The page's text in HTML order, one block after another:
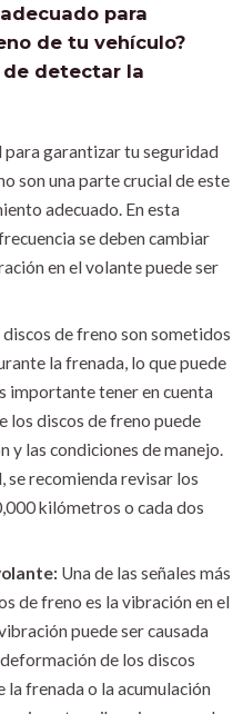
para
de tu vehículo?
de detectar la
para garantizar tu seguridad
son una parte crucial de este
adecuado. En esta
se deben cambiar
en el volante puede ser
discos de freno son sometidos
la frenada, lo que puede
importante tener en cuenta
los discos de freno puede
y las condiciones de manejo.
se recomienda revisar los
kilómetros o cada dos
Una de las señales más
de freno es la vibración en el
puede ser causada
de los discos
frenada o la acumulación